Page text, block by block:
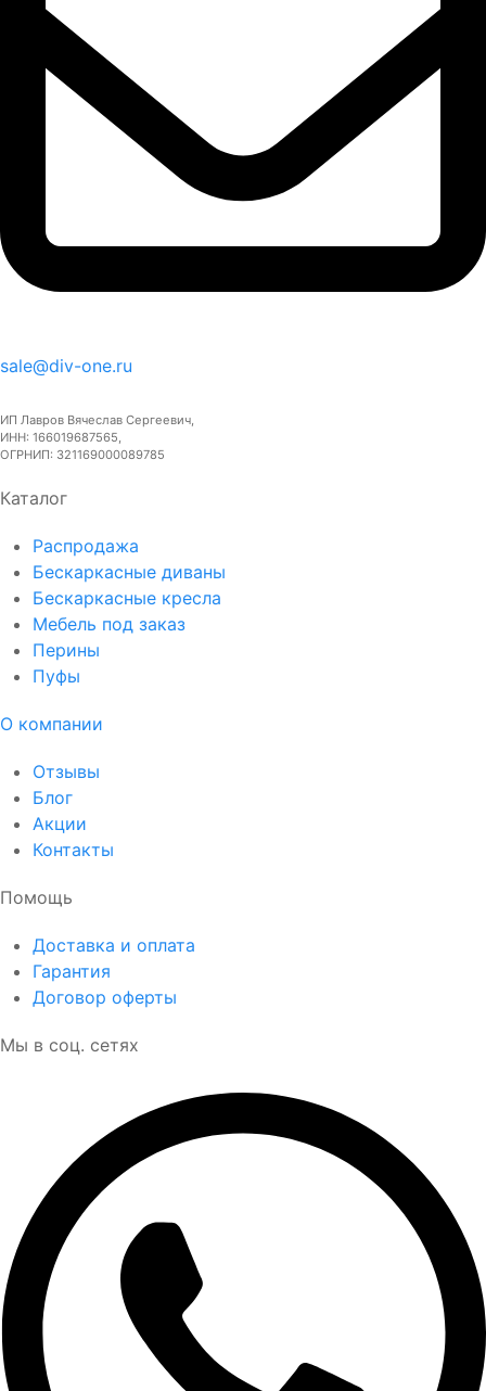
sale@div-one.ru
ИП Лавров Вячеслав Сергеевич,
ИНН: 166019687565,
ОГРНИП: 321169000089785
Каталог
Распродажа
Бескаркасные диваны
Бескаркасные кресла
Мебель под заказ
Перины
Пуфы
О компании
Отзывы
Блог
Акции
Контакты
Помощь
Доставка и оплата
Гарантия
Договор оферты
Мы в соц. сетях